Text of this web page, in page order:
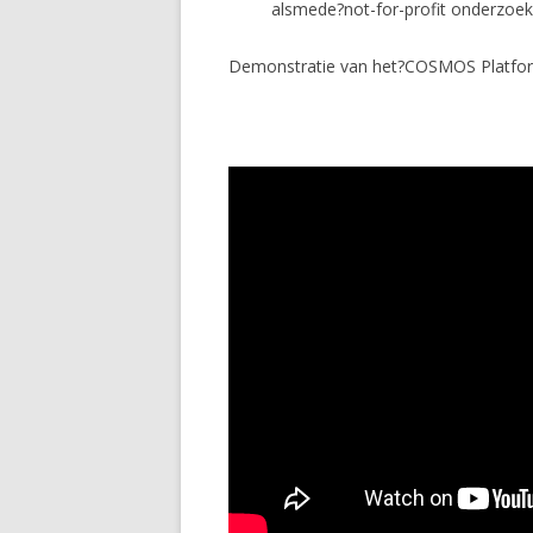
alsmede?not-for-profit
Demonstratie van het?COSMOS